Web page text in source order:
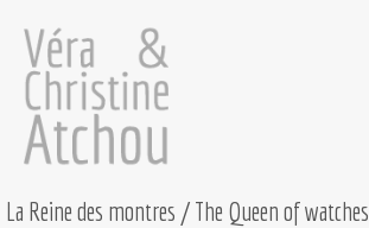
La Reine des montres / The Queen of watches